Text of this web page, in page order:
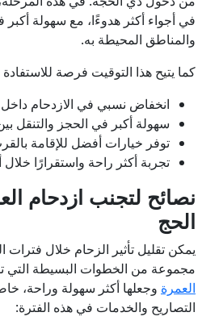
في أجواء أكثر هدوءًا، مع سهولة
والمناطق المحيطة به.
كما يتيح هذا التوقيت فرصة
انخفاض نسبي في الازدحام
سهولة أكبر في الحجز والتنقل
توفر خيارات أفضل للإقامة
تجربة أكثر راحة واستقرارًا خلال
نصائح لتجنب ازدحام
الحج
يمكن تقليل تأثير الزحام خلال
مجموعة من الخطوات البسيطة التي
العمرة وجعلها أكثر سهولة وراحة،
التصاريح والخدمات في هذه الفترة: